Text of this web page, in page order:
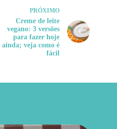
PRÓXIMO
Creme de leite
vegano: 3 versões
para fazer hoje
ainda; veja como é
fácil